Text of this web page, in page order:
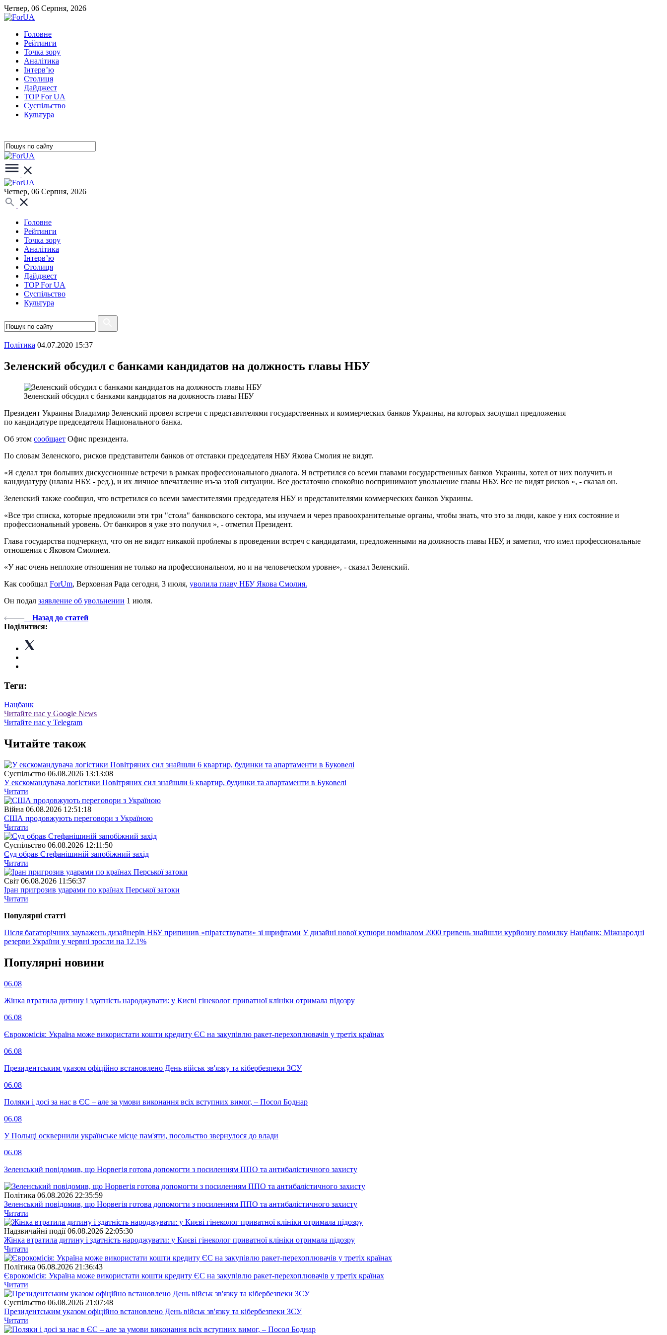
Четвер, 06 Серпня, 2026
Головне
Рейтинги
Точка зору
Аналітика
Інтерв’ю
Столиця
Дайджест
TOP For UA
Суспiльство
Культура
Четвер, 06 Серпня, 2026
Головне
Рейтинги
Точка зору
Аналітика
Інтерв’ю
Столиця
Дайджест
TOP For UA
Суспiльство
Культура
Полiтика 04.07.2020 15:37
Зеленский обсудил с банками кандидатов на должность главы НБУ
Зеленский обсудил с банками кандидатов на должность главы НБУ
Президент Украины Владимир Зеленский провел встречи с представителями государственных и коммерческих банков Украины, на которых заслушал предложения
по кандидатуре председателя Национального банка.
Об этом сообщает Офис президента.
По словам Зеленского, рисков представители банков от отставки председателя НБУ Якова Смолия не видят.
«Я сделал три больших дискуссионные встречи в рамках профессионального диалога. Я встретился со всеми главами государственных банков Украины, хотел от них получить и
кандидатуру (нлавы НБУ. - ред.), и их личное впечатление из-за этой ситуации. Все достаточно спокойно воспринимают увольнение главы НБУ. Все не видят рисков », - сказал он.
Зеленский также сообщил, что встретился со всеми заместителями председателя НБУ и представителями коммерческих банков Украины.
«Все три списка, которые предложили эти три "стола" банковского сектора, мы изучаем и через правоохранительные органы, чтобы знать, что это за люди, какое у них состояние и
профессиональный уровень. От банкиров я уже это получил », - отметил Президент.
Глава государства подчеркнул, что он не видит никакой проблемы в проведении встреч с кандидатами, предложенными на должность главы НБУ, и заметил, что имел профессиональные
отношения с Яковом Смолием.
«У нас очень неплохие отношения не только на профессиональном, но и на человеческом уровне», - сказал Зеленский.
Как сообщал ForUm, Верховная Рада сегодня, 3 июля, уволила главу НБУ Якова Смолия.
Он подал заявление об увольнении 1 июля.
Назад до статей
Поділитися:
Теги:
Нацбанк
Читайте нас у Google News
Читайте нас у Telegram
Читайте також
Суспiльство 06.08.2026 13:13:08
У екскомандувача логістики Повітряних сил знайшли 6 квартир, будинки та апартаменти в Буковелі
Читати
Війна 06.08.2026 12:51:18
США продовжують переговори з Україною
Читати
Суспiльство 06.08.2026 12:11:50
Суд обрав Стефанішиній запобіжний захід
Читати
Свiт 06.08.2026 11:56:37
Іран пригрозив ударами по країнах Перської затоки
Читати
Популярнi статтi
Після багаторічних зауважень дизайнерів НБУ припинив «піратствувати» зі шрифтами У дизайні нової купюри номіналом 2000 гривень знайшли курйозну помилку Нацбанк: Міжнародні
резерви України у червні зросли на 12,1%
Популярнi новини
06.08
Жінка втратила дитину і здатність народжувати: у Києві гінеколог приватної клініки отримала підозру
06.08
Єврокомісія: Україна може використати кошти кредиту ЄС на закупівлю ракет-перехоплювачів у третіх країнах
06.08
Президентським указом офіційно встановлено День військ зв'язку та кібербезпеки ЗСУ
06.08
Поляки і досі за нас в ЄС – але за умови виконання всіх вступних вимог, – Посол Боднар
06.08
У Польщі осквернили українське місце пам'яти, посольство звернулося до влади
06.08
Зеленський повідомив, що Норвегія готова допомогти з посиленням ППО та антибалістичного захисту
Полiтика 06.08.2026 22:35:59
Зеленський повідомив, що Норвегія готова допомогти з посиленням ППО та антибалістичного захисту
Читати
Надзвичайні події 06.08.2026 22:05:30
Жінка втратила дитину і здатність народжувати: у Києві гінеколог приватної клініки отримала підозру
Читати
Полiтика 06.08.2026 21:36:43
Єврокомісія: Україна може використати кошти кредиту ЄС на закупівлю ракет-перехоплювачів у третіх країнах
Читати
Суспiльство 06.08.2026 21:07:48
Президентським указом офіційно встановлено День військ зв'язку та кібербезпеки ЗСУ
Читати